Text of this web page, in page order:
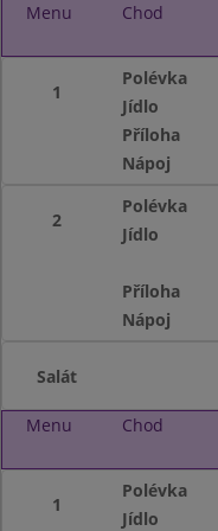
Menu Chod
1
Polévka
Jídlo
Příloha
Nápoj
2
Polévka
Jídlo
Příloha
Nápoj
Salát
Menu Chod
1
Polévka
Jídlo